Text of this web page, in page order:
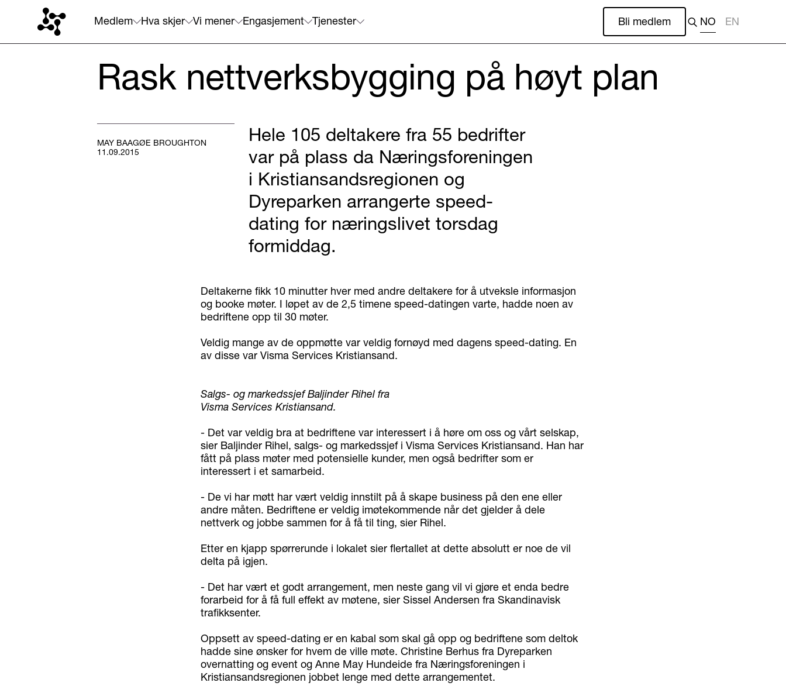
Medlem Hva skjer Vi mener Engasjement Tjenester Bli medlem NO EN
Rask nettverksbygging på høyt plan
MAY BAAGØE BROUGHTON
11.09.2015
Hele 105 deltakere fra 55 bedrifter
var på plass da Næringsforeningen
i Kristiansandsregionen og
Dyreparken arrangerte speed-
dating for næringslivet torsdag
formiddag.
Deltakerne fikk 10 minutter hver med andre deltakere for å utveksle informasjon
og booke møter. I løpet av de 2,5 timene speed-datingen varte, hadde noen av
bedriftene opp til 30 møter.
Veldig mange av de oppmøtte var veldig fornøyd med dagens speed-dating. En
av disse var Visma Services Kristiansand.
Salgs- og markedssjef Baljinder Rihel fra
Visma Services Kristiansand.
- Det var veldig bra at bedriftene var interessert i å høre om oss og vårt selskap,
sier Baljinder Rihel, salgs- og markedssjef i Visma Services Kristiansand. Han har
fått på plass møter med potensielle kunder, men også bedrifter som er
interessert i et samarbeid.
- De vi har møtt har vært veldig innstilt på å skape business på den ene eller
andre måten. Bedriftene er veldig imøtekommende når det gjelder å dele
nettverk og jobbe sammen for å få til ting, sier Rihel.
Etter en kjapp spørrerunde i lokalet sier flertallet at dette absolutt er noe de vil
delta på igjen.
- Det har vært et godt arrangement, men neste gang vil vi gjøre et enda bedre
forarbeid for å få full effekt av møtene, sier Sissel Andersen fra Skandinavisk
trafikksenter.
Oppsett av speed-dating er en kabal som skal gå opp og bedriftene som deltok
hadde sine ønsker for hvem de ville møte. Christine Berhus fra Dyreparken
overnatting og event og Anne May Hundeide fra Næringsforeningen i
Kristiansandsregionen jobbet lenge med dette arrangementet.